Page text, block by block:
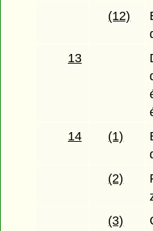
(12)
13
14
(1)
(2)
(3)